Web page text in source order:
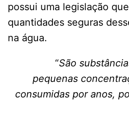
possui uma legislação
quantidades seguras
na água.
“São
pequenas
consumidas por anos,